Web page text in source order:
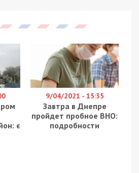
935,5 млрд грн,
на 8,6%. Это следует из
в экспресс-выпуске
статистики.
в первые три месяца 2020
занимала заработная плата
(49,9%). Наибольшая часть
на приобретение товаров
грн. (95,1%).